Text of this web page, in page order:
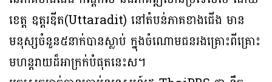
ខេត្ត ឧត្តរឌីត(Uttaradit) នៅតំបន់ភាគខាងជើង មាន
មនុស្សចំនួន៥នាក់បានស្លាប់ ក្នុងចំណោមជនរងគ្រោះពីគ្រោះ
មហន្តរាយដ៏អាក្រក់បំផុតនេះស។